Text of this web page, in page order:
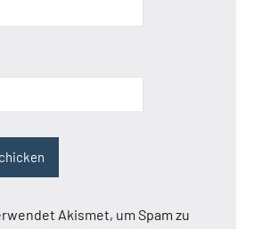
Akismet, um Spam zu